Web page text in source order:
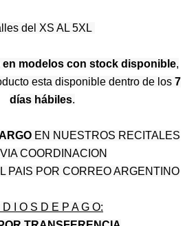
del XS AL 5XL
en modelos con stock disponible,
esta disponible dentro de los 7
días hábiles.
EN NUESTROS RECITALES
COORDINACION
PAIS POR CORREO ARGENTINO
D I O S D E P A G O: